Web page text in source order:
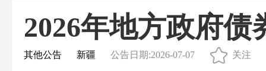
2026年地方政府
其他公告 新疆 公告日期:2026-07-07 关注